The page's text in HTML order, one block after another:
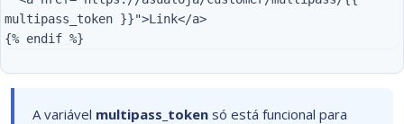
multipass_token }}">Link</a>
A variável multipass_token só está funcional para